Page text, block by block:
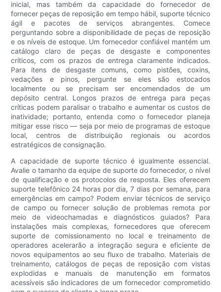
inicial, mas também da capacidade do fornecedor de
fornecer peças de reposição em tempo hábil, suporte técnico
ágil e pacotes de serviços abrangentes. Comece
perguntando sobre a disponibilidade de peças de reposição
e os níveis de estoque. Um fornecedor confiável mantém um
catálogo claro de peças de desgaste e componentes
críticos, com os prazos de entrega claramente indicados.
Para itens de desgaste comuns, como pistões, coxins,
vedações e pinos, pergunte se eles são estocados
localmente ou se precisam ser encomendados de um
depósito central. Longos prazos de entrega para peças
críticas podem paralisar o trabalho e aumentar os custos de
inatividade; portanto, entenda como o fornecedor planeja
mitigar esse risco — seja por meio de programas de estoque
local, centros de distribuição regionais ou acordos
estratégicos de consignação.
A capacidade de suporte técnico é igualmente essencial.
Avalie o tamanho da equipe de suporte do fornecedor, o nível
de qualificação e os protocolos de resposta. Eles oferecem
suporte telefônico 24 horas por dia, 7 dias por semana, para
emergências em campo? Podem enviar técnicos de serviço
de campo ou fornecer solução de problemas remota por
meio de videochamadas e diagnósticos guiados? Para
instalações mais complexas, fornecedores que oferecem
suporte de comissionamento no local e treinamento de
operadores acelerarão a integração segura e eficiente de
novos equipamentos ao seu fluxo de trabalho. Materiais de
treinamento, catálogos de peças de reposição com vistas
explodidas e manuais de manutenção em formatos
acessíveis são indicadores de um fornecedor comprometido